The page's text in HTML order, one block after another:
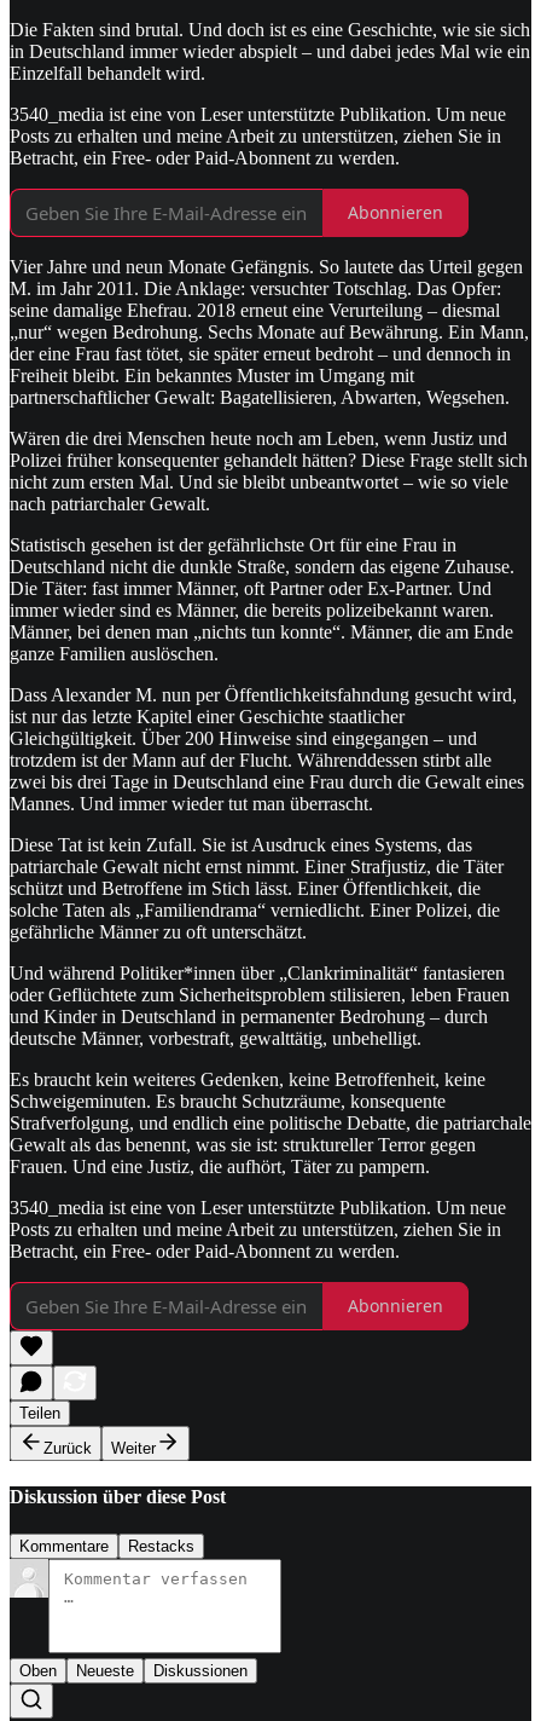
Die Fakten sind brutal. Und doch ist es eine Geschichte, wie sie sich
in Deutschland immer wieder abspielt – und dabei jedes Mal wie ein
Einzelfall behandelt wird.
3540_media ist eine von Leser unterstützte Publikation. Um neue
Posts zu erhalten und meine Arbeit zu unterstützen, ziehen Sie in
Betracht, ein Free- oder Paid-Abonnent zu werden.
Abonnieren
Vier Jahre und neun Monate Gefängnis. So lautete das Urteil gegen
M. im Jahr 2011. Die Anklage: versuchter Totschlag. Das Opfer:
seine damalige Ehefrau. 2018 erneut eine Verurteilung – diesmal
„nur“ wegen Bedrohung. Sechs Monate auf Bewährung. Ein Mann,
der eine Frau fast tötet, sie später erneut bedroht – und dennoch in
Freiheit bleibt. Ein bekanntes Muster im Umgang mit
partnerschaftlicher Gewalt: Bagatellisieren, Abwarten, Wegsehen.
Wären die drei Menschen heute noch am Leben, wenn Justiz und
Polizei früher konsequenter gehandelt hätten? Diese Frage stellt sich
nicht zum ersten Mal. Und sie bleibt unbeantwortet – wie so viele
nach patriarchaler Gewalt.
Statistisch gesehen ist der gefährlichste Ort für eine Frau in
Deutschland nicht die dunkle Straße, sondern das eigene Zuhause.
Die Täter: fast immer Männer, oft Partner oder Ex-Partner. Und
immer wieder sind es Männer, die bereits polizeibekannt waren.
Männer, bei denen man „nichts tun konnte“. Männer, die am Ende
ganze Familien auslöschen.
Dass Alexander M. nun per Öffentlichkeitsfahndung gesucht wird,
ist nur das letzte Kapitel einer Geschichte staatlicher
Gleichgültigkeit. Über 200 Hinweise sind eingegangen – und
trotzdem ist der Mann auf der Flucht. Währenddessen stirbt alle
zwei bis drei Tage in Deutschland eine Frau durch die Gewalt eines
Mannes. Und immer wieder tut man überrascht.
Diese Tat ist kein Zufall. Sie ist Ausdruck eines Systems, das
patriarchale Gewalt nicht ernst nimmt. Einer Strafjustiz, die Täter
schützt und Betroffene im Stich lässt. Einer Öffentlichkeit, die
solche Taten als „Familiendrama“ verniedlicht. Einer Polizei, die
gefährliche Männer zu oft unterschätzt.
Und während Politiker*innen über „Clankriminalität“ fantasieren
oder Geflüchtete zum Sicherheitsproblem stilisieren, leben Frauen
und Kinder in Deutschland in permanenter Bedrohung – durch
deutsche Männer, vorbestraft, gewalttätig, unbehelligt.
Es braucht kein weiteres Gedenken, keine Betroffenheit, keine
Schweigeminuten. Es braucht Schutzräume, konsequente
Strafverfolgung, und endlich eine politische Debatte, die patriarchale
Gewalt als das benennt, was sie ist: struktureller Terror gegen
Frauen. Und eine Justiz, die aufhört, Täter zu pampern.
3540_media ist eine von Leser unterstützte Publikation. Um neue
Posts zu erhalten und meine Arbeit zu unterstützen, ziehen Sie in
Betracht, ein Free- oder Paid-Abonnent zu werden.
Abonnieren
Teilen
Zurück
Weiter
Diskussion über diese Post
Kommentare Restacks
Oben Neueste Diskussionen